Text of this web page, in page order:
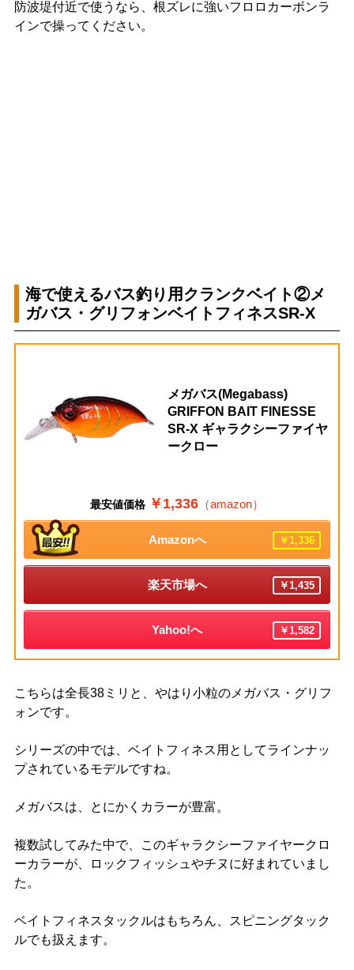
防波堤付近で使うなら、根ズレに強いフロロカーボンラ
インで操ってください。
海で使えるバス釣り用クランクベイト②メ
ガバス・グリフォンベイトフィネスSR-X
メガバス(Megabass)
GRIFFON BAIT FINESSE
SR-X ギャラクシーファイヤ
ークロー
最安値価格 ￥1,336 （amazon）
Amazonへ ￥1,336
楽天市場へ ￥1,435
Yahoo!へ ￥1,582
こちらは全長38ミリと、やはり小粒のメガバス・グリフ
ォンです。
シリーズの中では、ベイトフィネス用としてラインナッ
プされているモデルですね。
メガバスは、とにかくカラーが豊富。
複数試してみた中で、このギャラクシーファイヤークロ
ーカラーが、ロックフィッシュやチヌに好まれていまし
た。
ベイトフィネスタックルはもちろん、スピニングタック
ルでも扱えます。